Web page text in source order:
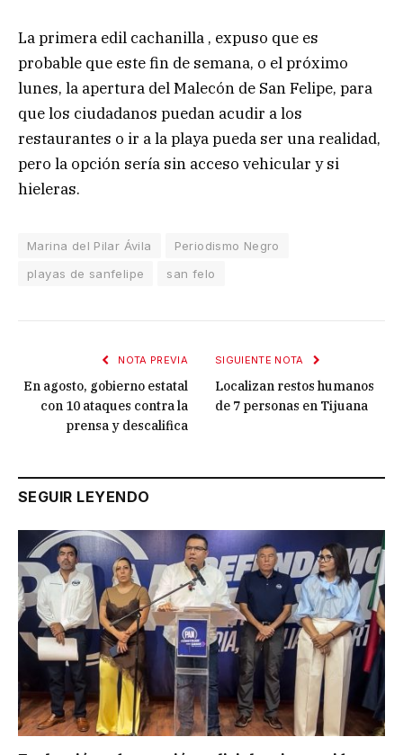
La primera edil cachanilla , expuso que es
probable que este fin de semana, o el próximo
lunes, la apertura del Malecón de San Felipe, para
que los ciudadanos puedan acudir a los
restaurantes o ir a la playa pueda ser una realidad,
pero la opción sería sin acceso vehicular y si
hieleras.
Marina del Pilar Ávila
Periodismo Negro
playas de sanfelipe
san felo
NOTA PREVIA
En agosto, gobierno estatal
con 10 ataques contra la
prensa y descalifica
SIGUIENTE NOTA
Localizan restos humanos
de 7 personas en Tijuana
SEGUIR LEYENDO